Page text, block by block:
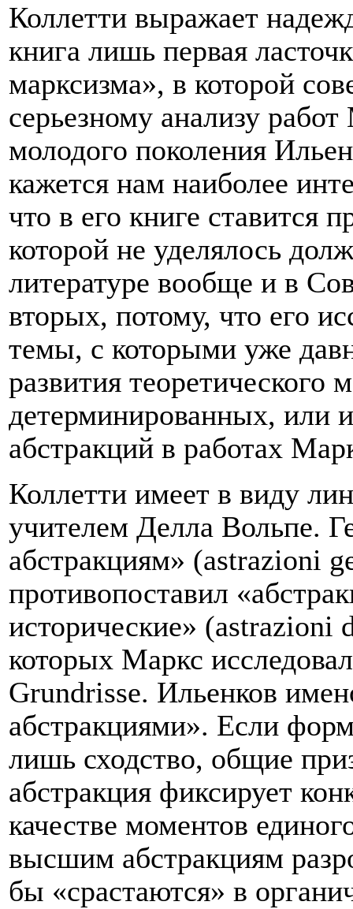
Коллетти выражает
книга лишь первая
марксизма», в которой
серьезному анализу
молодого поколения
кажется нам наиболее
что в его книге ставится
которой не уделялось
литературе вообще и в
вторых, потому, что его
темы, с которыми уже
развития теоретического
детерминированных, или
абстракций в работах
Коллетти имеет в виду
учителем Делла Вольпе.
абстракциям» (astrazioni
противопоставил
исторические» (astrazioni
которых Маркс
Grundrisse. Ильенков
абстракциями». Если
лишь сходство, общие
абстракция фиксирует
качестве моментов
высшим абстракциям
бы «срастаются» в